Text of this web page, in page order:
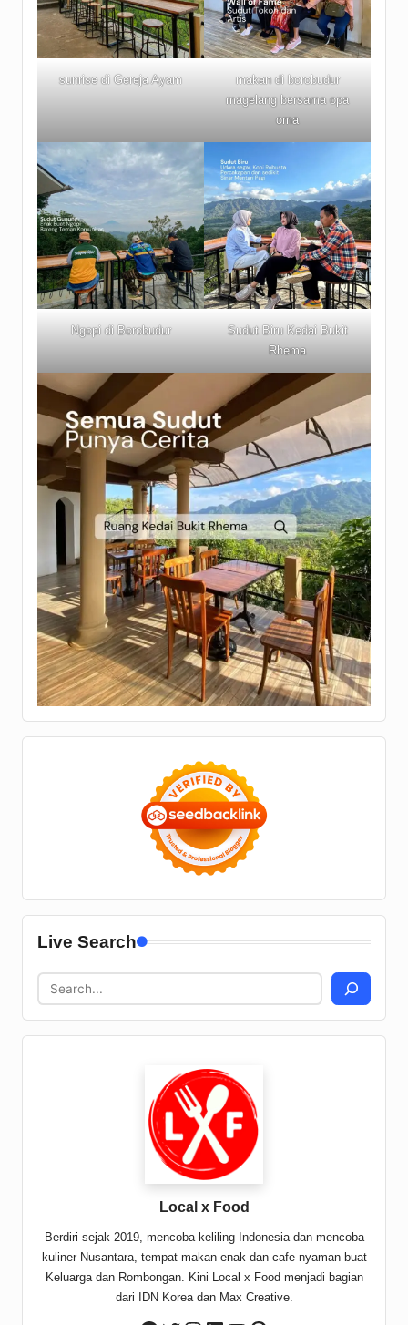
sunrise di Gereja Ayam
makan di borobudur
magelang bersama opa
oma
Ngopi di Borobudur
Sudut Biru Kedai Bukit
Rhema
Live Search
Local x Food
Berdiri sejak 2019, mencoba keliling Indonesia dan mencoba
kuliner Nusantara, tempat makan enak dan cafe nyaman buat
Keluarga dan Rombongan. Kini Local x Food menjadi bagian
dari IDN Korea dan Max Creative.